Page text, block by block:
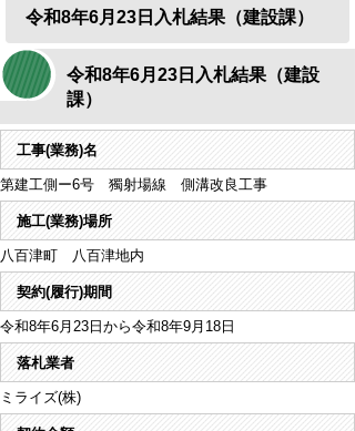
令和8年6月23日入札結果（建設課）
令和8年6月23日入札結果（建設
課）
工事(業務)名
第建工側ー6号 獨射場線 側溝改良工事
施工(業務)場所
八百津町 八百津地内
契約(履行)期間
令和8年6月23日から令和8年9月18日
落札業者
ミライズ(株)